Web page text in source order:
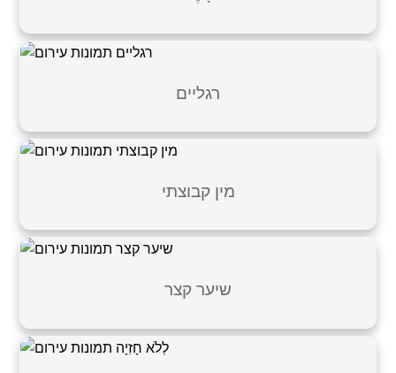
רגליים
מין קבוצתי
שיער קצר